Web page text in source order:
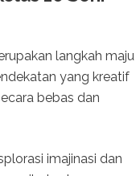
langkah maju
yang kreatif
bebas dan
imajinasi dan